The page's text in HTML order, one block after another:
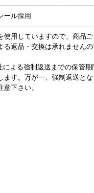
ール採用
使用していますので、商品
る返品・交換は承れませんの
よる強制返送までの保管
ます。万が一、強制返送と
意下さい。